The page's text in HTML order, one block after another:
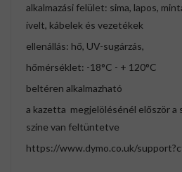
alkalmazási felület: sima, lapos,
ívelt, kábelek és vezetékek
ellenállás: hő, UV-sugárzás,
hőmérséklet: -18°C - + 120°C
beltéren alkalmazható
a kazetta megjelölésénél először a
színe van feltüntetve
https://www.dymo.co.uk/